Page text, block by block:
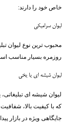
خاص خود را دارند:
لیوان سرامیکی
محبوب ‌ترین نوع لیوان
روزمره بسیار مناسب
لیوان شیشه ای یا یخی
لیوان شیشه ‌ای تبلیغاتی،
که با کیفیت بالا،
جایگاهی ویژه در بازار